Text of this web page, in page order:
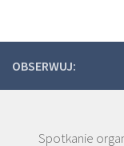
OBSERWUJ:
Spotkanie